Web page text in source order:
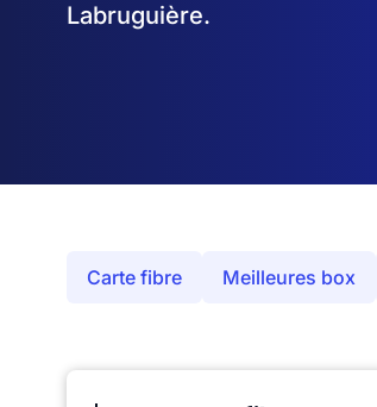
Labruguière.
Carte fibre Meilleures box